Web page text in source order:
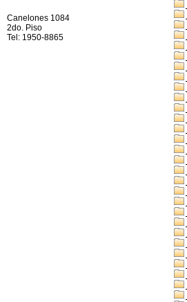
Canelones 1084
2do. Piso
Tel: 1950-8865